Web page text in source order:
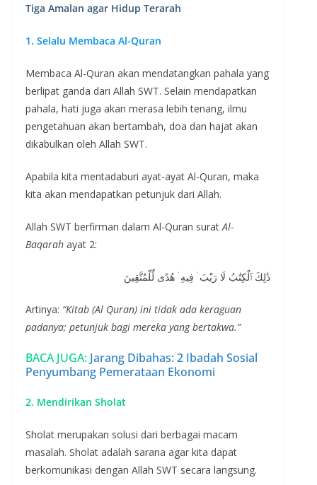
Tiga Amalan agar Hidup Terarah
1. Selalu Membaca Al-Quran
Membaca Al-Quran akan mendatangkan pahala yang
berlipat ganda dari Allah SWT. Selain mendapatkan
pahala, hati juga akan merasa lebih tenang, ilmu
pengetahuan akan bertambah, doa dan hajat akan
dikabulkan oleh Allah SWT.
Apabila kita mentadaburi ayat-ayat Al-Quran, maka
kita akan mendapatkan petunjuk dari Allah.
Allah SWT berfirman dalam Al-Quran surat Al-
Baqarah ayat 2:
ذَٰلِكَ ٱلْكِتَٰبُ لَا رَيْبَ ۛ فِيهِ ۛ هُدًى لِّلْمُتَّقِينَ
Artinya: “Kitab (Al Quran) ini tidak ada keraguan
padanya; petunjuk bagi mereka yang bertakwa.”
BACA JUGA: Jarang Dibahas: 2 Ibadah Sosial
Penyumbang Pemerataan Ekonomi
2. Mendirikan Sholat
Sholat merupakan solusi dari berbagai macam
masalah. Sholat adalah sarana agar kita dapat
berkomunikasi dengan Allah SWT secara langsung.